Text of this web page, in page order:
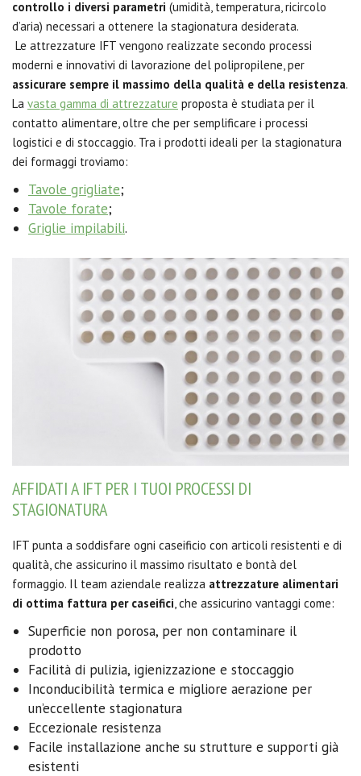
controllo i diversi parametri (umidità, temperatura, ricircolo
d’aria) necessari a ottenere la stagionatura desiderata.
Le attrezzature IFT vengono realizzate secondo processi
moderni e innovativi di lavorazione del polipropilene, per
assicurare sempre il massimo della qualità e della resistenza.
La vasta gamma di attrezzature proposta è studiata per il
contatto alimentare, oltre che per semplificare i processi
logistici e di stoccaggio. Tra i prodotti ideali per la stagionatura
dei formaggi troviamo:
Tavole grigliate;
Tavole forate;
Griglie impilabili.
AFFIDATI A IFT PER I TUOI PROCESSI DI
STAGIONATURA
IFT punta a soddisfare ogni caseificio con articoli resistenti e di
qualità, che assicurino il massimo risultato e bontà del
formaggio. Il team aziendale realizza attrezzature alimentari
di ottima fattura per caseifici , che assicurino vantaggi come:
Superficie non porosa, per non contaminare il
prodotto
Facilità di pulizia, igienizzazione e stoccaggio
Inconducibilità termica e migliore aerazione per
un’eccellente stagionatura
Eccezionale resistenza
Facile installazione anche su strutture e supporti già
esistenti